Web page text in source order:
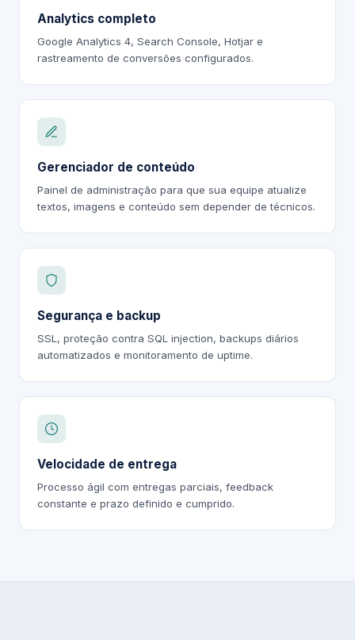
Analytics completo
Google Analytics 4, Search Console, Hotjar e
rastreamento de conversões configurados.
Gerenciador de conteúdo
Painel de administração para que sua equipe atualize
textos, imagens e conteúdo sem depender de técnicos.
Segurança e backup
SSL, proteção contra SQL injection, backups diários
automatizados e monitoramento de uptime.
Velocidade de entrega
Processo ágil com entregas parciais, feedback
constante e prazo definido e cumprido.